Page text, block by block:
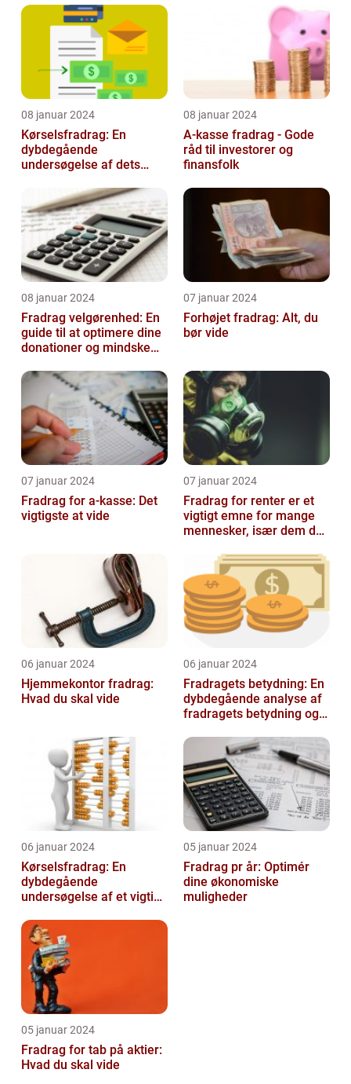
08 januar 2024
Kørselsfradrag: En
dybdegående
undersøgelse af dets
08 januar 2024
A-kasse fradrag - Gode
råd til investorer og
finansfolk
08 januar 2024
Fradrag velgørenhed: En
guide til at optimere dine
donationer og mindske
07 januar 2024
Forhøjet fradrag: Alt, du
bør vide
07 januar 2024
Fradrag for a-kasse: Det
vigtigste at vide
07 januar 2024
Fradrag for renter er et
vigtigt emne for mange
mennesker, især dem der
finansieri...
06 januar 2024
Hjemmekontor fradrag:
Hvad du skal vide
06 januar 2024
Fradragets betydning: En
dybdegående analyse af
fradragets betydning og
06 januar 2024
Kørselsfradrag: En
dybdegående
undersøgelse af et vigtigt
05 januar 2024
Fradrag pr år: Optimér
dine økonomiske
muligheder
05 januar 2024
Fradrag for tab på aktier:
Hvad du skal vide